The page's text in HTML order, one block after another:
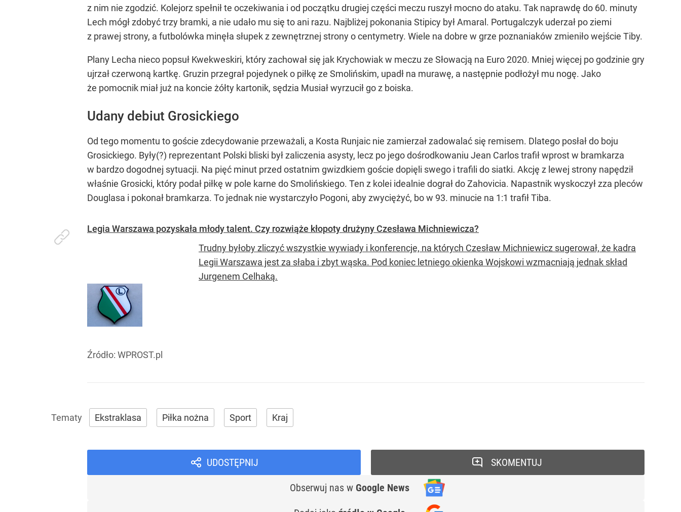
z nim nie zgodzić. Kolejorz spełnił te oczekiwania i od początku drugiej części meczu ruszył mocno do ataku. Tak naprawdę do 60. minuty
Lech mógł zdobyć trzy bramki, a nie udało mu się to ani razu. Najbliżej pokonania Stipicy był Amaral. Portugalczyk uderzał po ziemi
z prawej strony, a futbolówka minęła słupek z zewnętrznej strony o centymetry. Wiele na dobre w grze poznaniaków zmieniło wejście Tiby.
Plany Lecha nieco popsuł Kwekweskiri, który zachował się jak Krychowiak w meczu ze Słowacją na Euro 2020. Mniej więcej po godzinie gry
ujrzał czerwoną kartkę. Gruzin przegrał pojedynek o piłkę ze Smolińskim, upadł na murawę, a następnie podłożył mu nogę. Jako
że pomocnik miał już na koncie żółty kartonik, sędzia Musiał wyrzucił go z boiska.
Udany debiut Grosickiego
Od tego momentu to goście zdecydowanie przeważali, a Kosta Runjaic nie zamierzał zadowalać się remisem. Dlatego posłał do boju
Grosickiego. Były(?) reprezentant Polski bliski był zaliczenia asysty, lecz po jego dośrodkowaniu Jean Carlos trafił wprost w bramkarza
w bardzo dogodnej sytuacji. Na pięć minut przed ostatnim gwizdkiem goście dopięli swego i trafili do siatki. Akcję z lewej strony napędził
właśnie Grosicki, który podał piłkę w pole karne do Smolińskiego. Ten z kolei idealnie dograł do Zahovicia. Napastnik wyskoczył zza pleców
Douglasa i pokonał bramkarza. To jednak nie wystarczyło Pogoni, aby zwyciężyć, bo w 93. minucie na 1:1 trafił Tiba.
Legia Warszawa pozyskała młody talent. Czy rozwiąże kłopoty drużyny Czesława Michniewicza?
Trudny byłoby zliczyć wszystkie wywiady i konferencje, na których Czesław Michniewicz sugerował, że kadra
Legii Warszawa jest za słaba i zbyt wąska. Pod koniec letniego okienka Wojskowi wzmacniają jednak skład
Jurgenem Celhaką.
Źródło: WPROST.pl
Ekstraklasa Piłka nożna Sport Kraj
UDOSTĘPNIJ
Obserwuj nas w Google News
SKOMENTUJ